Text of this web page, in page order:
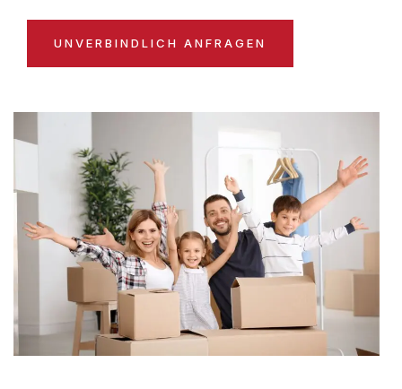
UNVERBINDLICH ANFRAGEN